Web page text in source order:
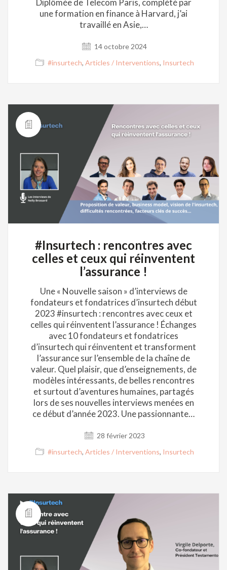
Diplômée de Telecom Paris, complété par
une formation en finance à Harvard, j’ai
travaillé en Asie,…
14 octobre 2024
#insurtech, Articles / Interventions, Insurtech
#Insurtech : rencontres avec
celles et ceux qui réinventent
l’assurance !
Une « Nouvelle saison » d’interviews de
fondateurs et fondatrices d’insurtech début
2023 #insurtech : rencontres avec ceux et
celles qui réinventent l’assurance ! Échanges
avec 10 fondateurs et fondatrices
d’insurtech qui réinventent et transforment
l’assurance sur l’ensemble de la chaîne de
valeur. Quel plaisir, que d’enseignements, de
modèles intéressants, de belles rencontres
et surtout d’aventures humaines, partagés
lors de ses nouvelles interviews menées en
ce début d’année 2023. Une passionnante…
28 février 2023
#insurtech, Articles / Interventions, Insurtech